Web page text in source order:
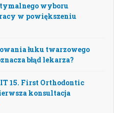
wyboru
w powiększeniu
łuku twarzowego
błąd lekarza?
15. First Orthodontic
konsultacja